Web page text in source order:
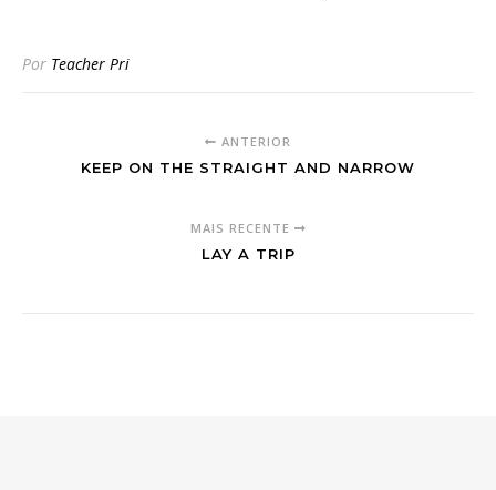
Por Teacher Pri
ANTERIOR
KEEP ON THE STRAIGHT AND NARROW
MAIS RECENTE
LAY A TRIP